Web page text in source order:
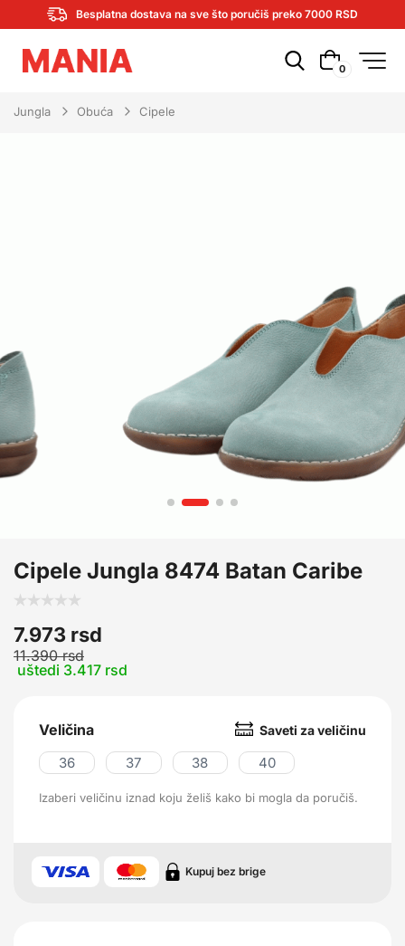
Besplatna dostava na sve što poručiš preko 7000 RSD
0
Jungla Obuća Cipele
Cipele Jungla 8474 Batan Caribe
7.973 rsd
11.390rsd
uštedi 3.417 rsd
Veličina Saveti za veličinu
36 37 38 40
Izaberi veličinu iznad koju želiš kako bi mogla da poručiš.
Kupuj bez brige